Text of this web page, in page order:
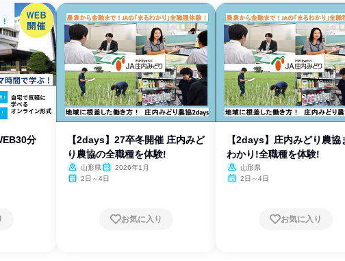
分
【2days】27卒冬開催 庄内みど
り農協の全職種を体験!
山形県
2026年1月
2日～4日
お気に入り
【2days】庄内みどり農協
わかり!全職種を体験!
山形県
2日～4日
お気に入り